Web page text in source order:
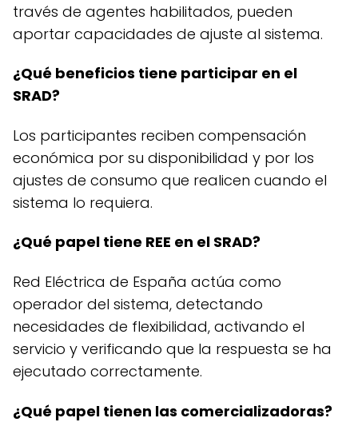
través de agentes habilitados, pueden
aportar capacidades de ajuste al sistema.
¿Qué beneficios tiene participar en el
SRAD?
Los participantes reciben compensación
económica por su disponibilidad y por los
ajustes de consumo que realicen cuando el
sistema lo requiera.
¿Qué papel tiene REE en el SRAD?
Red Eléctrica de España actúa como
operador del sistema, detectando
necesidades de flexibilidad, activando el
servicio y verificando que la respuesta se ha
ejecutado correctamente.
¿Qué papel tienen las comercializadoras?